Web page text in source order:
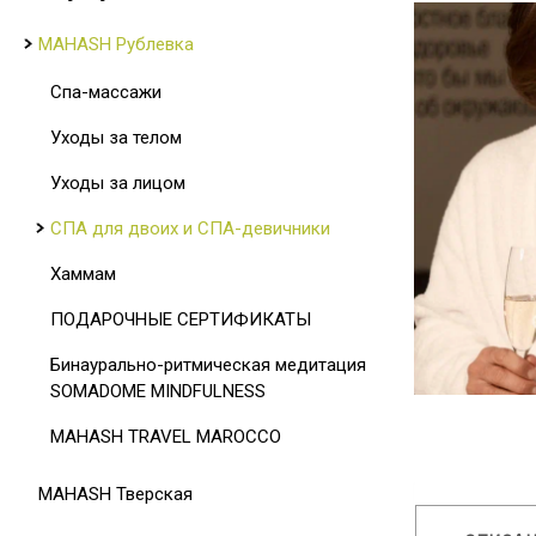
MAHASH Рублевка
Спа-массажи
Уходы за телом
Уходы за лицом
СПА для двоих и СПА-девичники
Хаммам
ПОДАРОЧНЫЕ СЕРТИФИКАТЫ
Бинаурально-ритмическая медитация
SOMADOME MINDFULNESS
MAHASH TRAVEL MAROCCO
MAHASH Тверская